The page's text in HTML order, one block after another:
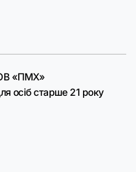
«ПМХ»
осіб старше 21 року